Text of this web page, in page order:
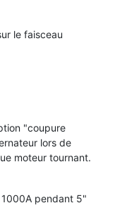
le faisceau
"coupure
lors de
moteur tournant.
pendant 5"